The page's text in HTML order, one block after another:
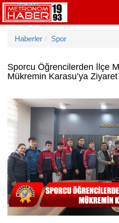
Haberler Spor
Sporcu Öğrencilerden İlçe
Mükremin Karasu’ya Ziyaret